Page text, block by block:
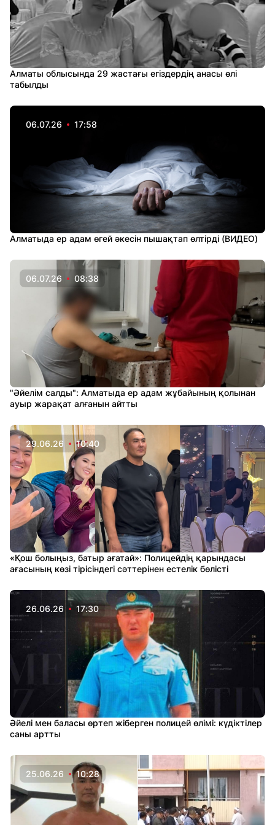
Алматы облысында 29 жастағы егіздердің анасы өлі
табылды
06.07.26 17:58
Алматыда ер адам өгей әкесін пышақтап өлтірді (ВИДЕО)
06.07.26 08:38
"Әйелім салды": Алматыда ер адам жұбайының қолынан
ауыр жарақат алғанын айтты
29.06.26 10:40
«Қош болыңыз, батыр ағатай»: Полицейдің қарындасы
ағасының көзі тірісіндегі сәттерінен естелік бөлісті
26.06.26 17:30
Әйелі мен баласы өртеп жіберген полицей өлімі: күдіктілер
саны артты
25.06.26 10:28